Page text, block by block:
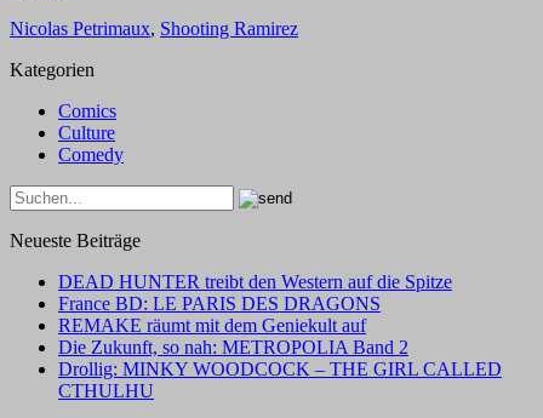
Nicolas Petrimaux, Shooting Ramirez
Kategorien
Comics
Culture
Comedy
Neueste Beiträge
DEAD HUNTER treibt den Western auf die Spitze
France BD: LE PARIS DES DRAGONS
REMAKE räumt mit dem Geniekult auf
Die Zukunft, so nah: METROPOLIA Band 2
Drollig: MINKY WOODCOCK – THE GIRL CALLED
CTHULHU